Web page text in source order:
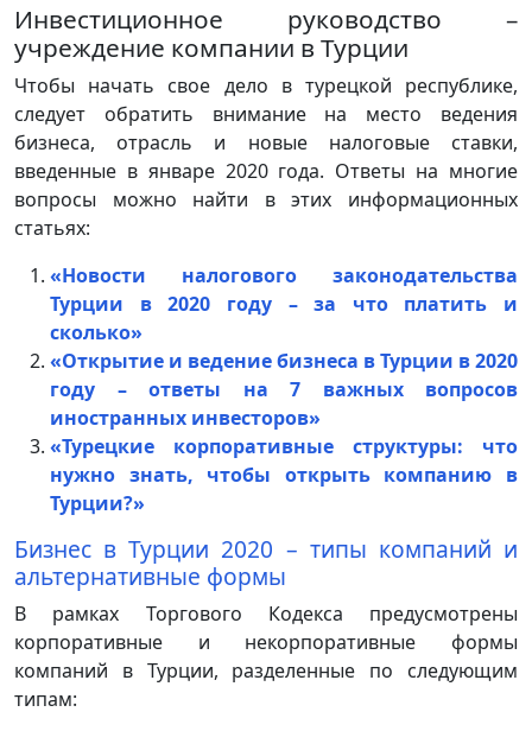
Инвестиционное руководство –
учреждение компании в Турции
Чтобы начать свое дело в турецкой республике,
следует обратить внимание на место ведения
бизнеса, отрасль и новые налоговые ставки,
введенные в январе 2020 года. Ответы на многие
вопросы можно найти в этих информационных
статьях:
«Новости налогового законодательства
Турции в 2020 году – за что платить и
сколько»
«Открытие и ведение бизнеса в Турции в 2020
году – ответы на 7 важных вопросов
иностранных инвесторов»
«Турецкие корпоративные структуры: что
нужно знать, чтобы открыть компанию в
Турции?»
Бизнес в Турции 2020 – типы компаний и
альтернативные формы
В рамках Торгового Кодекса предусмотрены
корпоративные и некорпоративные формы
компаний в Турции, разделенные по следующим
типам: